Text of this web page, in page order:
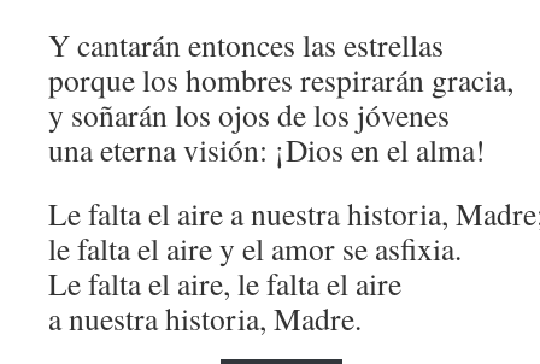
Y cantarán entonces las estrellas
porque los hombres respirarán gracia,
y soñarán los ojos de los jóvenes
una eterna visión: ¡Dios en el alma!
Le falta el aire a nuestra historia,
le falta el aire y el amor se asfixia.
Le falta el aire, le falta el aire
a nuestra historia, Madre.